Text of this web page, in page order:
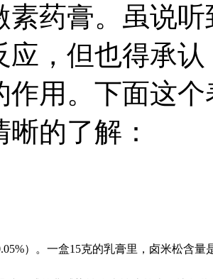
素药膏。虽说
应，但也得承
作用。下面这
的了解：
）。一盒15克的乳膏里，卤米松含量